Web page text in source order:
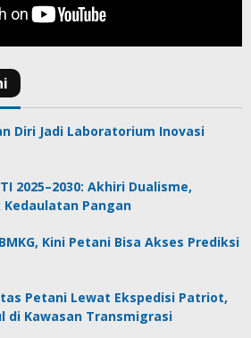
Diri Jadi Laboratorium Inovasi
2025–2030: Akhiri Dualisme,
Pangan
Kini Petani Bisa Akses Prediksi
Petani Lewat Ekspedisi Patriot,
di Kawasan Transmigrasi